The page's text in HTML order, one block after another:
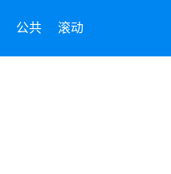
公共 滚动